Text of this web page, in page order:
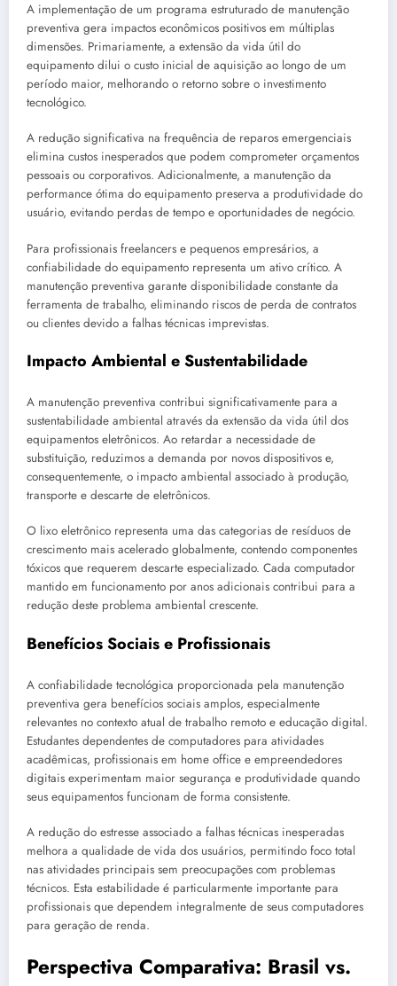
A implementação de um programa estruturado de manutenção
preventiva gera impactos econômicos positivos em múltiplas
dimensões. Primariamente, a extensão da vida útil do
equipamento dilui o custo inicial de aquisição ao longo de um
período maior, melhorando o retorno sobre o investimento
tecnológico.
A redução significativa na frequência de reparos emergenciais
elimina custos inesperados que podem comprometer orçamentos
pessoais ou corporativos. Adicionalmente, a manutenção da
performance ótima do equipamento preserva a produtividade do
usuário, evitando perdas de tempo e oportunidades de negócio.
Para profissionais freelancers e pequenos empresários, a
confiabilidade do equipamento representa um ativo crítico. A
manutenção preventiva garante disponibilidade constante da
ferramenta de trabalho, eliminando riscos de perda de contratos
ou clientes devido a falhas técnicas imprevistas.
Impacto Ambiental e Sustentabilidade
A manutenção preventiva contribui significativamente para a
sustentabilidade ambiental através da extensão da vida útil dos
equipamentos eletrônicos. Ao retardar a necessidade de
substituição, reduzimos a demanda por novos dispositivos e,
consequentemente, o impacto ambiental associado à produção,
transporte e descarte de eletrônicos.
O lixo eletrônico representa uma das categorias de resíduos de
crescimento mais acelerado globalmente, contendo componentes
tóxicos que requerem descarte especializado. Cada computador
mantido em funcionamento por anos adicionais contribui para a
redução deste problema ambiental crescente.
Benefícios Sociais e Profissionais
A confiabilidade tecnológica proporcionada pela manutenção
preventiva gera benefícios sociais amplos, especialmente
relevantes no contexto atual de trabalho remoto e educação digital.
Estudantes dependentes de computadores para atividades
acadêmicas, profissionais em home office e empreendedores
digitais experimentam maior segurança e produtividade quando
seus equipamentos funcionam de forma consistente.
A redução do estresse associado a falhas técnicas inesperadas
melhora a qualidade de vida dos usuários, permitindo foco total
nas atividades principais sem preocupações com problemas
técnicos. Esta estabilidade é particularmente importante para
profissionais que dependem integralmente de seus computadores
para geração de renda.
Perspectiva Comparativa: Brasil vs.